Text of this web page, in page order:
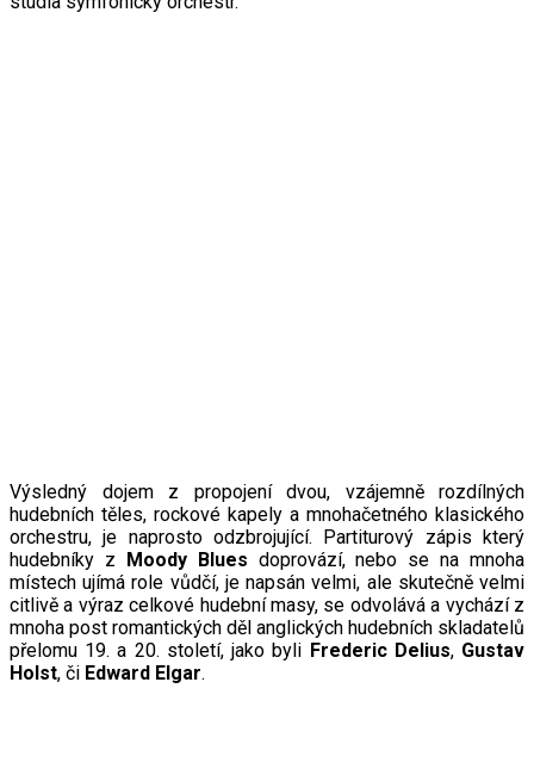
Výsledný dojem z propojení dvou, vzájemně rozdílných
hudebních těles, rockové kapely a mnohačetného klasického
orchestru, je naprosto odzbrojující. Partiturový zápis který
hudebníky z Moody Blues doprovází, nebo se na mnoha
místech ujímá role vůdčí, je napsán velmi, ale skutečně velmi
citlivě a výraz celkové hudební masy, se odvolává a vychází z
mnoha post romantických děl anglických hudebních skladatelů
přelomu 19. a 20. století, jako byli Frederic Delius, Gustav
Holst, či Edward Elgar.